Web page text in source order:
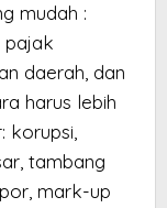
mudah :
pajak
daerah, dan
harus lebih
korupsi,
tambang
mark-up